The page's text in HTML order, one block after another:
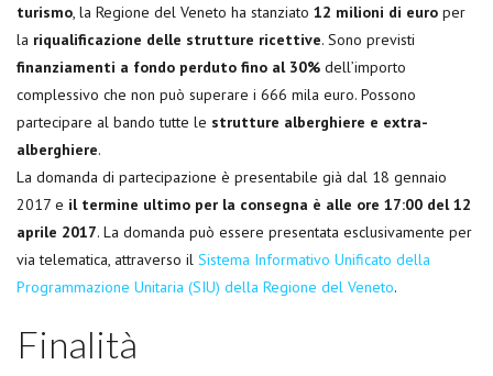
turismo, la Regione del Veneto ha stanziato 12 milioni di euro per
la riqualificazione delle strutture ricettive. Sono previsti
finanziamenti a fondo perduto fino al 30% dell’importo
complessivo che non può superare i 666 mila euro. Possono
partecipare al bando tutte le strutture alberghiere e extra-
alberghiere.
La domanda di partecipazione è presentabile già dal 18 gennaio
2017 e il termine ultimo per la consegna è alle ore 17:00 del 12
aprile 2017. La domanda può essere presentata esclusivamente per
via telematica, attraverso il Sistema Informativo Unificato della
Programmazione Unitaria (SIU) della Regione del Veneto.
Finalità